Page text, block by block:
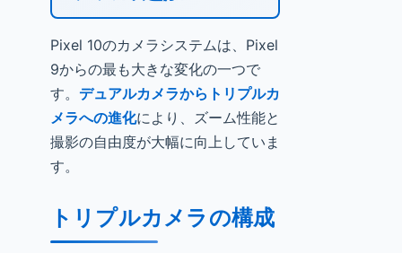
Pixel 10のカメラシステムは、Pixel
9からの最も大きな変化の一つで
す。 デュアルカメラからトリプルカ
メラへの進化により、ズーム性能と
撮影の自由度が大幅に向上していま
す。
トリプルカメラの構成